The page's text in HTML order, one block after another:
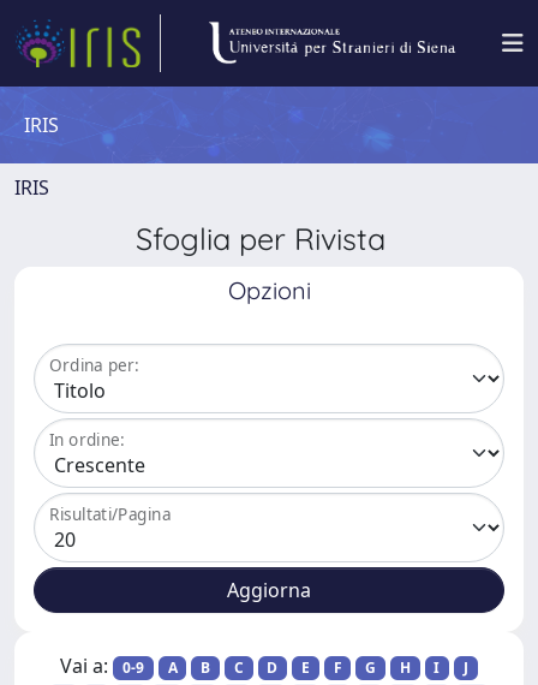
IRIS
IRIS
Sfoglia per Rivista
Opzioni
Ordina per:
In ordine:
Risultati/Pagina
Vai a: 0-9 A B C D E F G H I
J